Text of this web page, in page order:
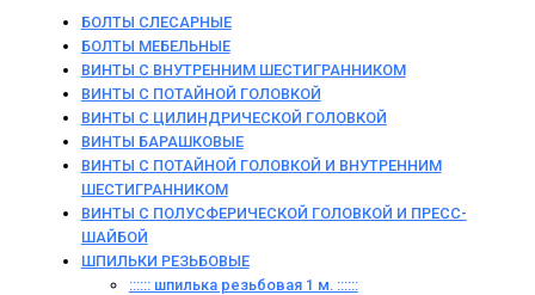
БОЛТЫ СЛЕСАРНЫЕ
БОЛТЫ МЕБЕЛЬНЫЕ
ВИНТЫ С ВНУТРЕННИМ ШЕСТИГРАННИКОМ
ВИНТЫ С ПОТАЙНОЙ ГОЛОВКОЙ
ВИНТЫ С ЦИЛИНДРИЧЕСКОЙ ГОЛОВКОЙ
ВИНТЫ БАРАШКОВЫЕ
ВИНТЫ С ПОТАЙНОЙ ГОЛОВКОЙ И ВНУТРЕННИМ
ШЕСТИГРАННИКОМ
ВИНТЫ С ПОЛУСФЕРИЧЕСКОЙ ГОЛОВКОЙ И ПРЕСС-
ШАЙБОЙ
ШПИЛЬКИ РЕЗЬБОВЫЕ
:::::: шпилька резьбовая 1 м. ::::::